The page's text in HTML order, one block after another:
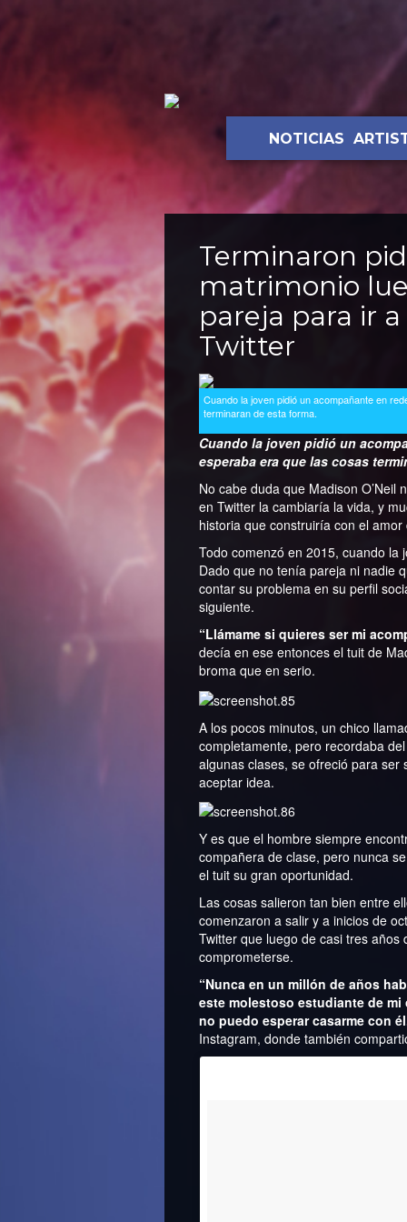
NOTICIAS
Terminaron
matrimonio
pareja para ir
Twitter
Cuando la joven pidió un acompañante en
terminaran de esta forma.
Cuando la joven pidió un
esperaba era que las cosas
No cabe duda que Madison
en Twitter la cambiaría la vida, y
historia que construiría con el amor
Todo comenzó en 2015, cuando la
Dado que no tenía pareja ni nadie
contar su problema en su perfil
siguiente.
“Llámame si quieres ser mi
decía en ese entonces el tuit de
broma que en serio.
A los pocos minutos, un chico
completamente, pero recordaba
algunas clases, se ofreció para
aceptar idea.
Y es que el hombre siempre
compañera de clase, pero nunca
el tuit su gran oportunidad.
Las cosas salieron tan bien entre
comenzaron a salir y a inicios de
Twitter que luego de casi tres
comprometerse.
“Nunca en un millón de años
este molestoso estudiante de
no puedo esperar casarme con
Instagram, donde también